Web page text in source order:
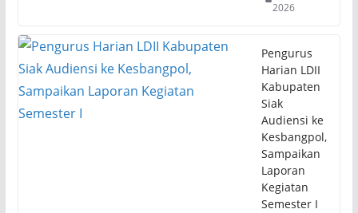
2026
Pengurus
Harian LDII
Kabupaten
Siak
Audiensi ke
Kesbangpol,
Sampaikan
Laporan
Kegiatan
Semester I